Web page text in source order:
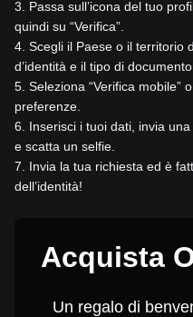
3
Passa sull’icona del tuo
quindi su “Verifica”.
4 Scegli il Paese o il territorio
d’identità e il tipo di
5 Seleziona “Verifica mobile”
preferenze.
6
Inserisci i tuoi dati, invia
e scatta un selfie.
7
Invia la tua richiesta ed è
dell’identità!
Acquista
Un regalo di